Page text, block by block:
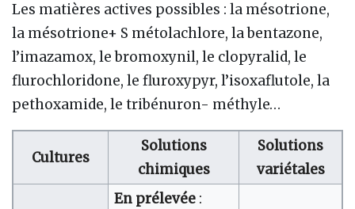
Les matières actives possibles : la mésotrione,
la mésotrione+ S métolachlore, la bentazone,
l’imazamox, le bromoxynil, le clopyralid, le
flurochloridone, le fluroxypyr, l’isoxaflutole, la
pethoxamide, le tribénuron- méthyle…
Cultures
Solutions
chimiques
Solutions
variétales
En prélevée: